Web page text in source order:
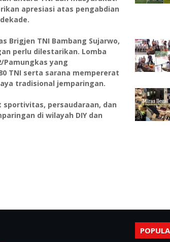
apresiasi atas pengabdian
Brigjen TNI Bambang Sujarwo,
perlu dilestarikan. Lomba
Pamungkas yang
TNI serta sarana mempererat
tradisional jemparingan.
persaudaraan, dan
di wilayah DIY dan